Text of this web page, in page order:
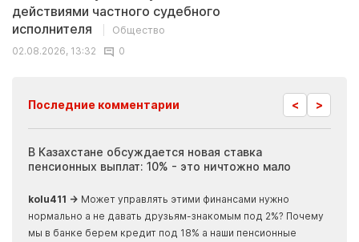
действиями частного судебного
исполнителя
Общество
02.08.2026, 13:32
0
Последние комментарии < >
В Казахстане обсуждается новая ставка
пенсионных выплат: 10% - это ничтожно мало
kolu411 → Может управлять этими финансами нужно
нормально а не давать друзьям-знакомым под 2%? Почему
мы в банке берем кредит под 18% а наши пенсионные